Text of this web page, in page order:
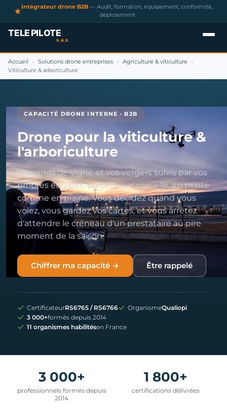
Intégrateur drone B2B — Audit, formation, équipement, conformité,
déploiement
Accueil › Solutions drone entreprises › Agriculture & viticulture ›
Viticulture & arboriculture
CAPACITÉ DRONE INTERNE · B2B
Drone pour la viticulture &
l'arboriculture
Vos rangs de vigne et vos vergers suivis par vos
propres équipes, parcelle par parcelle, en pente
comme en plaine. Vous décidez quand vous
volez, vous gardez vos cartes, et vous arrêtez
d'attendre le créneau d'un prestataire au pire
moment de la saison.
Chiffrer ma capacité → Être rappelé
CertificateurRS6765 / RS6766 OrganismeQualiopi
3 000+formés depuis 2014
11 organismes habilitésen France
3 000+
professionnels formés depuis
2014
1 800+
certifications délivrées